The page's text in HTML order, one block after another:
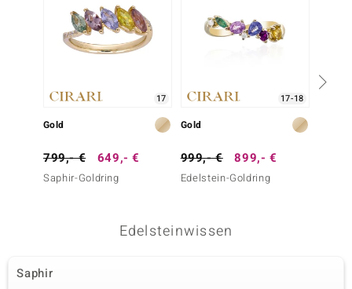
17
Gold
799,- € 649,- €
Saphir-Goldring
17-18
Gold
999,- € 899,- €
Edelstein-Goldring
Edelsteinwissen
Saphir